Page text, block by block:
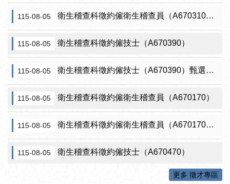
115-08-05 衛生稽查科徵約僱衛生稽查員（A670310）（需具原住民證明）
115-08-05 衛生稽查科徵約僱技士（A670390）
115-08-05 衛生稽查科徵約僱技士（A670390）甄選結果從缺
115-08-05 衛生稽查科徵約僱衛生稽查員（A670170）
115-08-05 衛生稽查科徵約僱衛生稽查員（A670170）甄選結果從缺
115-08-05 衛生稽查科徵約僱技士（A670470）
更多 徵才專區